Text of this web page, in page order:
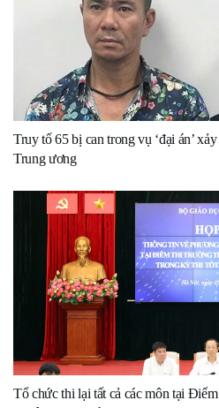
Truy tố 65 bị can trong vụ ‘đại án’
Trung ương
Tổ chức thi lại tất cả các môn tại